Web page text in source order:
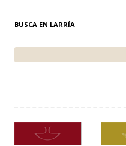
BUSCA EN LARRÍA